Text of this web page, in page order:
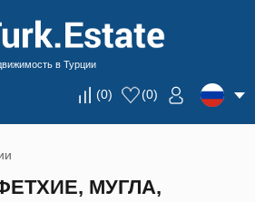
в Турции
(0) (0)
МУГЛА,